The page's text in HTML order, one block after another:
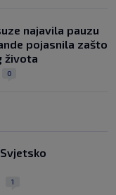
najavila pauzu
pojasnila zašto
života
0
1